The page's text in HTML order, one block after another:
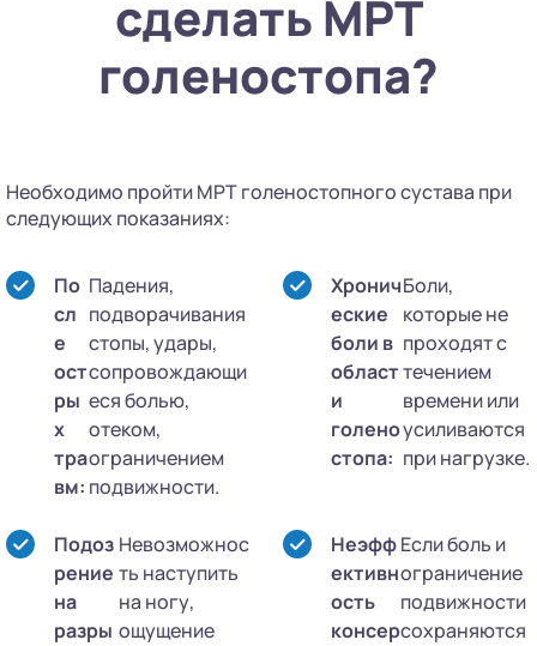
сделать МРТ
голеностопа?
Необходимо пройти МРТ голеностопного сустава при
следующих показаниях:
По
сл
е
ост
ры
х
тра
вм:
Падения,
подворачивания
стопы, удары,
сопровождающи
еся болью,
отеком,
ограничением
подвижности.
Хронич
еские
боли в
област
и
голено
стопа:
Боли,
которые не
проходят с
течением
времени или
усиливаются
при нагрузке.
Подоз
рение
на
разры
Невозможнос
ть наступить
на ногу,
ощущение
Неэфф
ективн
ость
консер
Если боль и
ограничение
подвижности
сохраняются